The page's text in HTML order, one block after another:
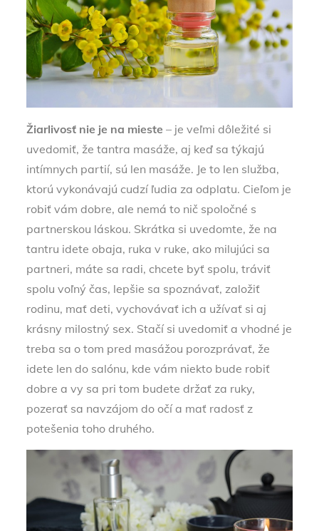
Žiarlivosť nie je na mieste– je veľmi dôležité si
uvedomiť, že tantra masáže, aj keď sa týkajú
intímnych partií, sú len masáže. Je to len služba,
ktorú vykonávajú cudzí ľudia za odplatu. Cieľom je
robiť vám dobre, ale nemá to nič spoločné s
partnerskou láskou. Skrátka si uvedomte, že na
tantru idete obaja, ruka v ruke, ako milujúci sa
partneri, máte sa radi, chcete byť spolu, tráviť
spolu voľný čas, lepšie sa spoznávať, založiť
rodinu, mať deti, vychovávať ich a užívať si aj
krásny milostný sex. Stačí si uvedomiť a vhodné je
treba sa o tom pred masážou porozprávať, že
idete len do salónu, kde vám niekto bude robiť
dobre a vy sa pri tom budete držať za ruky,
pozerať sa navzájom do očí a mať radosť z
potešenia toho druhého.